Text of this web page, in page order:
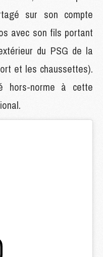
sur son compte
avec son fils portant
du PSG de la
et les chaussettes).
hors-norme à cette